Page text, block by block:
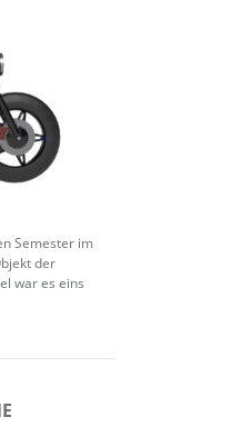
Semester im
der
war es eins